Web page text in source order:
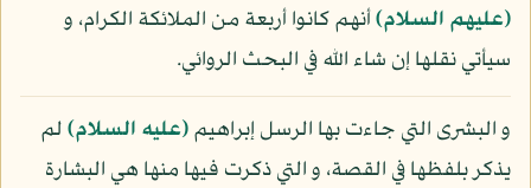
(عليهم السلام)أنهم كانوا أربعة من الملائكة الكرام، و
سيأتي نقلها إن شاء الله في البحث الروائي.
و البشرى التي جاءت بها الرسل إبراهيم(عليه السلام)لم
يذكر بلفظها في القصة، و التي ذكرت فيها منها هي البشارة